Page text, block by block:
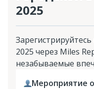
2025
2025 через Miles
незабываемые
Мероприятие